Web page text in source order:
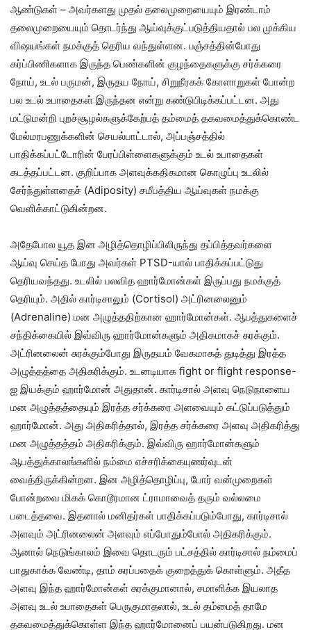
ஆண்டுகள் – அவர்களது முதல் தலைமுறையையும் இரண்டாம்
தலைமுறையையும் தொடர்ந்து ஆய்வுக்குட்படுத்தியதால் பல முக்கிய
விஷயங்கள் நமக்குத் தெரிய வந்துள்ளன. பஞ்சத்தின்போது
கர்ப்பிணிகளாக இருந்த பெண்களின் குழந்தைகளுக்கு சர்க்கரை
நோய், உடல் பருமன், இருதய நோய், சிறுநீரகக் கோளாறுகள் போன்ற
பல உடல் உபாதைகள் இருந்தன என்று கண்டுபிடிக்கப்பட்டன. அது
மட்டுமன்றி புறச்சூழல்களுக்கேற்பத் தம்மைத் தகவமைத்துக்கொண்ட
மேல்மரபணுக்களின் செயல்பாட்டால், அப்பஞ்சத்தில்
பாதிக்கப்பட்டோரின் பேரப்பிள்ளைகளுக்கும் உடல் உபாதைகள்
கடத்தப்பட்டன. குறிப்பாக அளவுக்கதிகமான கொழுப்பு உடலில்
சேர்ந்துள்ளதைச் (Adiposity) சமீபத்திய ஆய்வுகள் நமக்கு
வெளிக்காட்டுகின்றன.
அதேபோல யூத இன அழித்தொழிப்பிலிருந்து தப்பித்தவர்களை
ஆய்வு செய்த போது அவர்கள் PTSD-யால் பாதிக்கப்பட்டுது
தெரியவந்தது. உடலில் பலவித ஹார்மோன்கள் இருப்பது நமக்குத்
தெரியும். அதில் கார்டிசாலும் (Cortisol) அட்ரினலைனும்
(Adrenaline) மன அழுத்ததிற்கான ஹார்மோன்கள். ஆபத்துகளைச்
சந்திக்கையில் இவ்விரு ஹார்மோன்களும் அதிகமாகச் சுரக்கும்.
அட்ரினலைன் சுரக்கும்போது இருதயம் வேகமாகத் துடித்து இரத்த
அழுத்தத்தை அதிகரிக்கும். உடனடியாக fight or flight response-
ஐ இயக்கும் ஹார்மோன் அதுதான். கார்டிசால் அளவு நெடுநாளைய
மன அழுத்தத்தையும் இரத்த சர்க்கரை அளவையும் கட்டுப்படுத்தும்
ஹார்மோன். அது அதிகரித்தால், இரத்த சர்க்கரை அளவு அதிகரித்து
மன அழுத்தத்தம் அதிகரிக்கும். இவ்விரு ஹார்மோன்களும்
ஆபத்துக்காலங்களில் நம்மை எச்சரிக்கையுணர்வுடன்
வைத்திருக்கின்றன. இன அழித்தொழிப்பு, போர் வன்முறைகள்
போன்றவை மிகக் கொடூரமான ட்ராமாவைத் தரும் வல்லமை
படைத்தவை. இதனால் மனிதர்கள் பாதிக்கப்படும்போது, கார்டிசால்
அளவும் அட்ரினலைன் அளவும் எப்போதும்போல் அதிகரிக்கும்.
ஆனால் நெடுங்காலம் இவை தொடரும் பட்சத்தில் கார்டிசால் நம்மைப்
பாதுகாக்க வேண்டி, தாம் சுரப்பதைக் குறைத்துக் கொள்ளும். அதீத
அளவு இந்த ஹார்மோன்கள் சுரக்குமானால், சமாளிக்க இயலாத
அளவு உடல் உபாதைகள் பெருகுமாதலால், உடல் தம்மைத் தாமே
தகவமைத்துக்கொள்ள இந்த ஹார்மோனைப் பயன்படுகிறது. மன